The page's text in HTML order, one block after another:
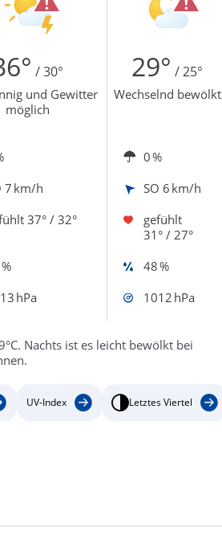
/ 30° 29° / 25°
und Gewitter
möglich
Wechselnd bewölkt
0 %
7 km/h SO 6 km/h
37° / 32°
gefühlt
31° / 27°
48 %
hPa 1012 hPa
Nachts ist es leicht bewölkt bei
UV-Index Letztes Viertel